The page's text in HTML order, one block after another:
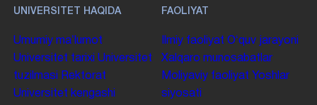
UNIVERSITET HAQIDA
Umumiy maʼlumot
Universitet tarixi Universitet
tuzilmasi
Rektorat
Universitet kengashi
FAOLIYAT
Ilmiy faoliyat Oʻquv jarayoni
Xalqaro munosabatlar
Moliyaviy faoliyat Yoshlar
siyosati